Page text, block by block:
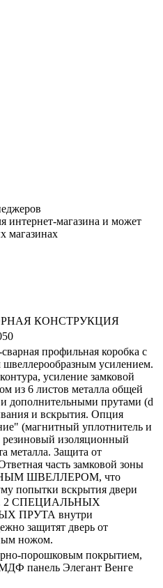
интернет-магазина и может
магазинах
КОНСТРУКЦИЯ
профильная коробка с
усилением.
усиление замковой
из 6 листов металла общей
дополнительными прутами (d
и вскрытия. Опция
(магнитный уплотнитель и
изоляционный
металла. Защита от
часть замковой зоны
ШВЕЛЛЕРОМ, что
попытки вскрытия двери
2 СПЕЦИАЛЬНЫХ
ПРУТА внутри
защитят дверь от
ножом.
порошковым покрытием,
панель Элегант Венге